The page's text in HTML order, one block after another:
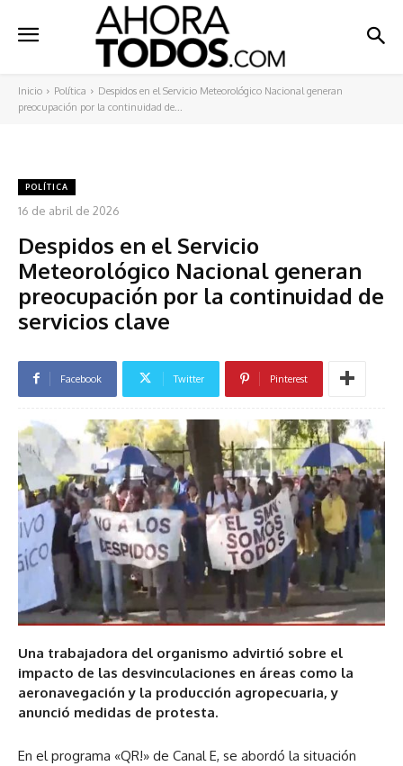
Inicio Política
Despidos en el Servicio Meteorológico Nacional generan
preocupación por la continuidad de...
POLÍTICA
16 de abril de 2026
Despidos en el Servicio
Meteorológico Nacional generan
preocupación por la continuidad de
servicios clave
Facebook Twitter Pinterest
Una trabajadora del organismo advirtió sobre el
impacto de las desvinculaciones en áreas como la
aeronavegación y la producción agropecuaria, y
anunció medidas de protesta.
En el programa «QR!» de Canal E, se abordó la situación